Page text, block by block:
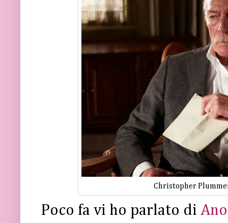
Christopher
Poco fa vi ho parlato di